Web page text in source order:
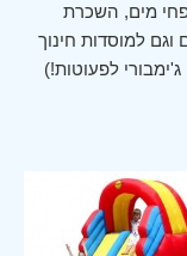
מים, השכרת
וגם למוסדות חינוך
לפעוטות!)